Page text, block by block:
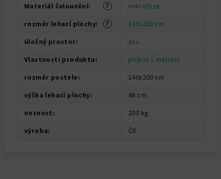
?
Materiál čalounění:
mikrofáze
?
rozměr lehací plochy:
140x200 cm
úložný prostor:
ano
Vlastnosti produktu:
pelest s matrací
rozměr postele:
140x200 cm
výška lehací plochy:
46 cm
nosnost:
200 kg
výroba: ČR